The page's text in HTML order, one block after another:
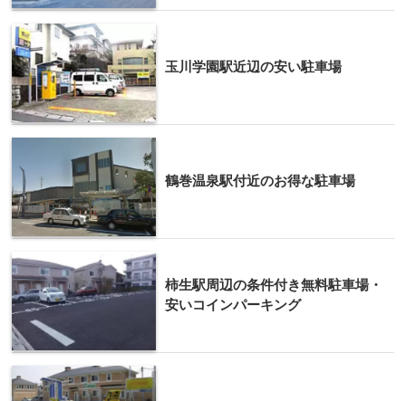
玉川学園駅近辺の安い駐車場
鶴巻温泉駅付近のお得な駐車場
柿生駅周辺の条件付き無料駐車場・
安いコインパーキング